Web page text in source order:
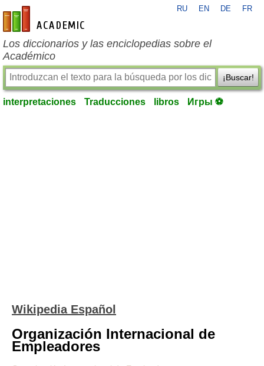
es-academic.com
RU EN DE FR
Los diccionarios y las enciclopedias sobre el
Académico
¡Buscar!
interpretaciones Traducciones libros Игры ⚽
Wikipedia Español
Organización Internacional de
Empleadores